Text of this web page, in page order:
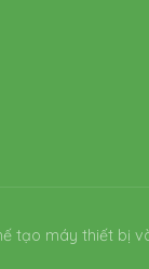
tạo máy thiết bị